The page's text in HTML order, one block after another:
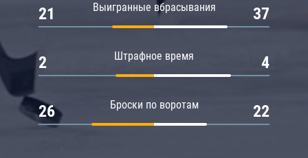
Выигранные вбрасывания
21 37
Штрафное время
2 4
Броски по воротам
26 22